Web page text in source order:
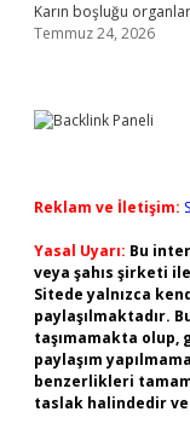
Karın boşluğu
Temmuz 24, 2026
Reklam ve İletişim:
Yasal Uyarı: Bu
veya şahıs şirketi
Sitede yalnızca
paylaşılmaktadır.
taşımamakta olup,
paylaşım
benzerlikleri
taslak halindedir